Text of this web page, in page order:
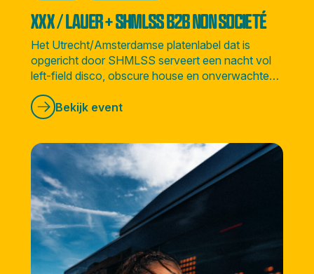
XXX / LAUER + SHMLSS B2B NON SOCIETÉ
Het Utrecht/Amsterdamse platenlabel dat is
opgericht door SHMLSS serveert een nacht vol
left-field disco, obscure house en onverwachte
sounds vanuit alle hoeken van de wereld.
Bekijk event